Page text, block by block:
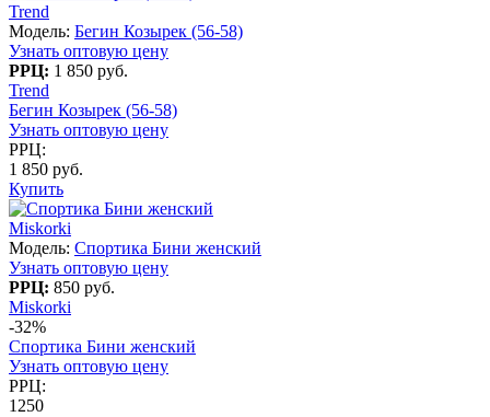
Trend
Модель: Бегин Козырек (56-58)
Узнать оптовую цену
РРЦ: 1 850 руб.
Trend
Бегин Козырек (56-58)
Узнать оптовую цену
РРЦ:
1 850 руб.
Купить
Miskorki
Модель: Спортика Бини женский
Узнать оптовую цену
РРЦ: 850 руб.
Miskorki
-32%
Спортика Бини женский
Узнать оптовую цену
РРЦ:
1250